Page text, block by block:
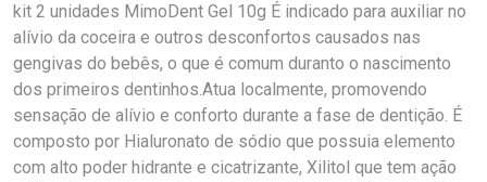
kit 2 unidades MimoDent Gel 10g É indicado para auxiliar no
alívio da coceira e outros desconfortos causados nas
gengivas do bebês, o que é comum duranto o nascimento
dos primeiros dentinhos.Atua localmente, promovendo
sensação de alívio e conforto durante a fase de dentição. É
composto por Hialuronato de sódio que possuia elemento
com alto poder hidrante e cicatrizante, Xilitol que tem ação